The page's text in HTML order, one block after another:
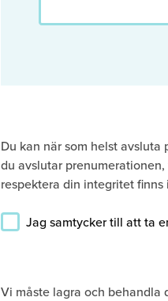
Du kan när som helst
du avslutar
respektera din integritet finns
Jag samtycker till att ta
Vi måste lagra och